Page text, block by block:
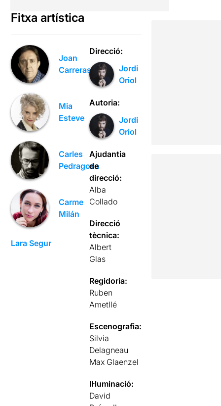
Fitxa artística
Joan
Carreras
Mia
Esteve
Carles
Pedragosa
Carme
Milán
Lara Segur
Direcció:
Jordi
Oriol
Autoria:
Jordi
Oriol
Ajudantia
de
direcció:
Alba
Collado
Direcció
tècnica:
Albert
Glas
Regidoria:
Ruben
Ametllé
Escenografia:
Silvia
Delagneau
Max Glaenzel
Il·luminació:
David